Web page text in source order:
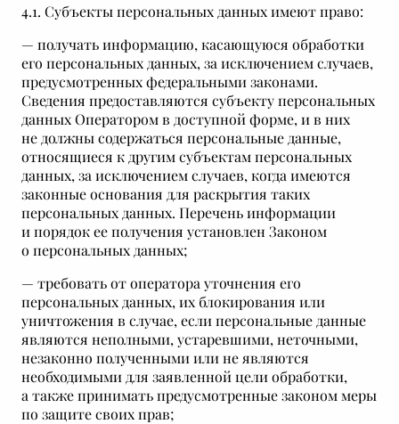
4.1. Субъекты персональных данных имеют право:
— получать информацию, касающуюся обработки
его персональных данных, за исключением случаев,
предусмотренных федеральными законами.
Сведения предоставляются субъекту персональных
данных Оператором в доступной форме, и в них
не должны содержаться персональные данные,
относящиеся к другим субъектам персональных
данных, за исключением случаев, когда имеются
законные основания для раскрытия таких
персональных данных. Перечень информации
и порядок ее получения установлен Законом
о персональных данных;
— требовать от оператора уточнения его
персональных данных, их блокирования или
уничтожения в случае, если персональные данные
являются неполными, устаревшими, неточными,
незаконно полученными или не являются
необходимыми для заявленной цели обработки,
а также принимать предусмотренные законом меры
по защите своих прав;